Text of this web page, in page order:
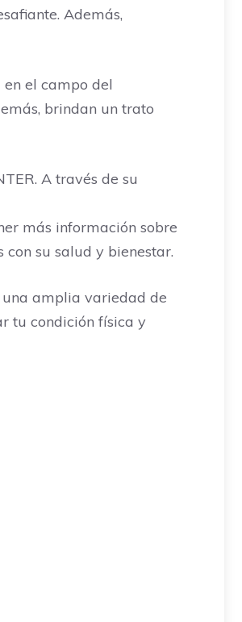
Además,
el campo del
brindan un trato
A través de su
más información sobre
su salud y bienestar.
una amplia variedad de
tu condición física y